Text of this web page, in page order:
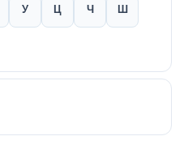
У Ц Ч Ш